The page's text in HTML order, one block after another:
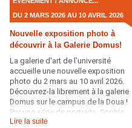
DU 2 MARS 2026 AU 10 AVRIL 2026
Nouvelle exposition photo à
découvrir à la Galerie Domus!
La galerie d'art de l'université
accueille une nouvelle exposition
photo du 2 mars au 10 avril 2026.
Découvrez-la librement à la galerie
Domus sur le campus de la Doua !
Par une série de portraits, Sophie
Hochart met en lumière l’histoire
Lire la suite